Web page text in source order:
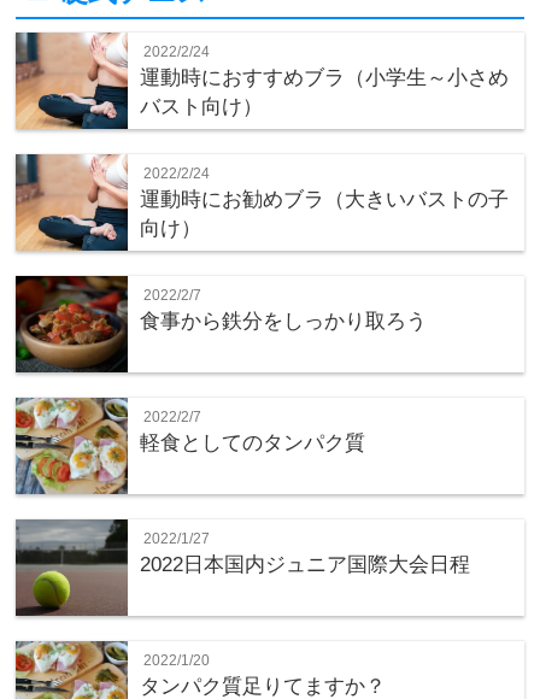
2022/2/24
運動時におすすめブラ（小学生～小さめ
バスト向け）
2022/2/24
運動時にお勧めブラ（大きいバストの子
向け）
2022/2/7
食事から鉄分をしっかり取ろう
2022/2/7
軽食としてのタンパク質
2022/1/27
2022日本国内ジュニア国際大会日程
2022/1/20
タンパク質足りてますか？